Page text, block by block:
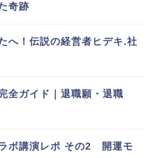
奇跡
へ！伝説の経営者ヒデキ.社
全ガイド｜退職願・退職
ボ講演レポ その2 開運モ